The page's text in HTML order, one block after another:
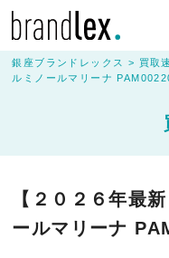
銀座ブランドレックス > 買取
ルミノールマリーナ
【２０２６年最
ールマリーナ